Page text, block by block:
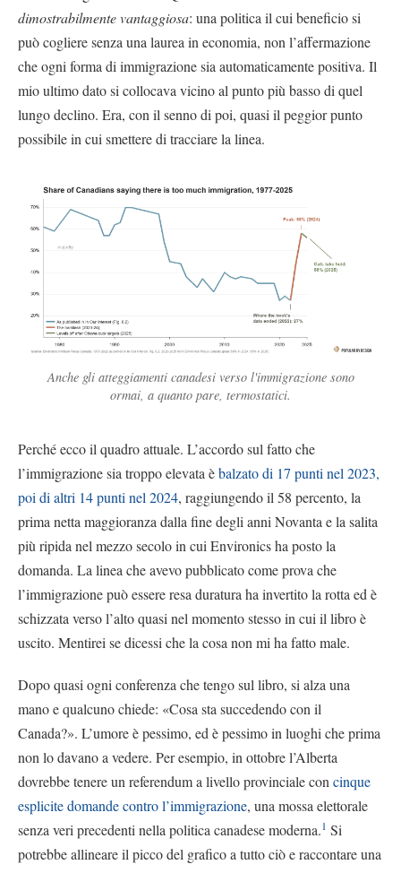
dimostrabilmente vantaggiosa: una politica il cui beneficio si
può cogliere senza una laurea in economia, non l’affermazione
che ogni forma di immigrazione sia automaticamente positiva. Il
mio ultimo dato si collocava vicino al punto più basso di quel
lungo declino. Era, con il senno di poi, quasi il peggior punto
possibile in cui smettere di tracciare la linea.
Anche gli atteggiamenti canadesi verso l'immigrazione sono
ormai, a quanto pare, termostatici.
Perché ecco il quadro attuale. L’accordo sul fatto che
l’immigrazione sia troppo elevata èbalzato di 17 punti nel 2023,
poi di altri 14 punti nel 2024, raggiungendo il 58 percento, la
prima netta maggioranza dalla fine degli anni Novanta e la salita
più ripida nel mezzo secolo in cui Environics ha posto la
domanda. La linea che avevo pubblicato come prova che
l’immigrazione può essere resa duratura ha invertito la rotta ed è
schizzata verso l’alto quasi nel momento stesso in cui il libro è
uscito. Mentirei se dicessi che la cosa non mi ha fatto male.
Dopo quasi ogni conferenza che tengo sul libro, si alza una
mano e qualcuno chiede: «Cosa sta succedendo con il
Canada?». L’umore è pessimo, ed è pessimo in luoghi che prima
non lo davano a vedere. Per esempio, in ottobre l’Alberta
dovrebbe tenere un referendum a livello provinciale concinque
esplicite domande contro l’immigrazione, una mossa elettorale
senza veri precedenti nella politica canadese moderna.1 Si
potrebbe allineare il picco del grafico a tutto ciò e raccontare una